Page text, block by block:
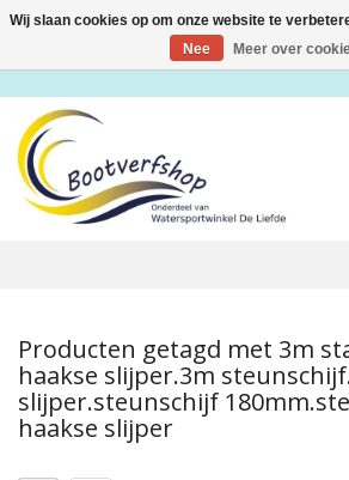
Toggle
Producten getagd met 3m
haakse slijper.3m
slijper.steunschijf
haakse slijper
Wij slaan cookies op om onze website te
Nee
Meer over